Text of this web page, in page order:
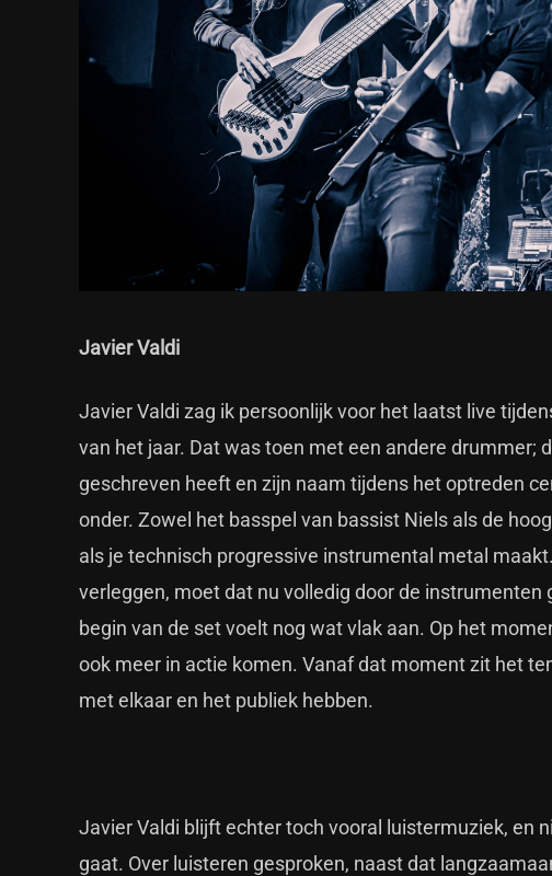
Javier Valdi
Javier Valdi zag ik persoonlijk voor het laatst live
van het jaar. Dat was toen met een andere drummer;
geschreven heeft en zijn naam tijdens het optreden
onder. Zowel het basspel van bassist Niels als de
als je technisch progressive instrumental metal
verleggen, moet dat nu volledig door de
begin van de set voelt nog wat vlak aan. Op het
ook meer in actie komen. Vanaf dat moment zit het
met elkaar en het publiek hebben.
Javier Valdi blijft echter toch vooral luistermuziek, en
gaat. Over luisteren gesproken, naast dat